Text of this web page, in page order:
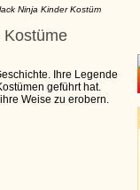
Ninja Kinder Kostüm
Kostüme
Ihre Legende
geführt hat.
Weise zu erobern.